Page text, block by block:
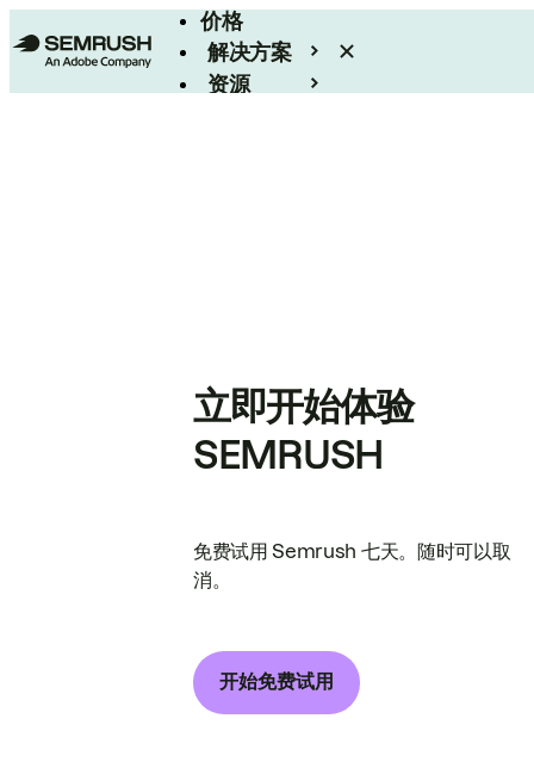
价格
解决方案
资源
立即开始体验
SEMRUSH
免费试用 Semrush 七天。随时可以取
消。
开始免费试用